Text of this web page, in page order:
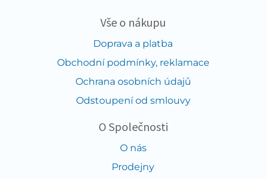
Vše o nákupu
Doprava a platba
Obchodní podmínky, reklamace
Ochrana osobních údajů
Odstoupení od smlouvy
O Společnosti
O nás
Prodejny